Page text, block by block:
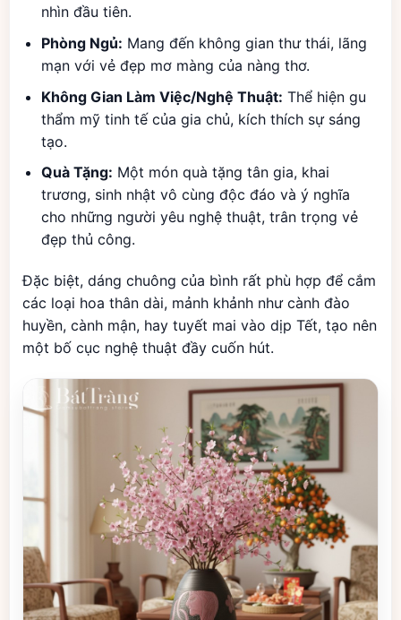
nhìn đầu tiên.
Phòng Ngủ: Mang đến không gian thư thái, lãng
mạn với vẻ đẹp mơ màng của nàng thơ.
Không Gian Làm Việc/Nghệ Thuật: Thể hiện gu
thẩm mỹ tinh tế của gia chủ, kích thích sự sáng
tạo.
Quà Tặng: Một món quà tặng tân gia, khai
trương, sinh nhật vô cùng độc đáo và ý nghĩa
cho những người yêu nghệ thuật, trân trọng vẻ
đẹp thủ công.
Đặc biệt, dáng chuông của bình rất phù hợp để cắm
các loại hoa thân dài, mảnh khảnh như cành đào
huyền, cành mận, hay tuyết mai vào dịp Tết, tạo nên
một bố cục nghệ thuật đầy cuốn hút.